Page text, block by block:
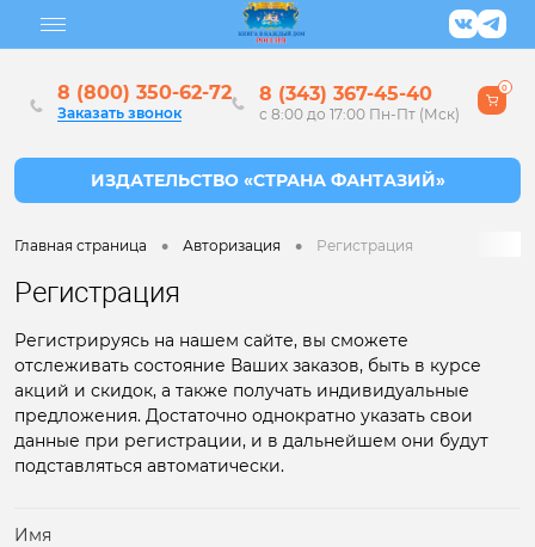
8 (800) 350-62-72
Заказать звонок
8 (343) 367-45-40
с 8:00 до 17:00 Пн-Пт (Мск)
0
Главная страница • Авторизация • Регистрация
Регистрация
Регистрируясь на нашем сайте, вы сможете
отслеживать состояние Ваших заказов, быть в курсе
акций и скидок, а также получать индивидуальные
предложения. Достаточно однократно указать свои
данные при регистрации, и в дальнейшем они будут
подставляться автоматически.
Имя